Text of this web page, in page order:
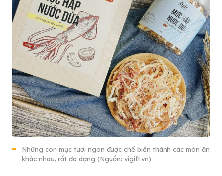
Những con mực tươi ngon được chế biến thành các món ăn
khác nhau, rất đa dạng (Nguồn: vigift.vn)